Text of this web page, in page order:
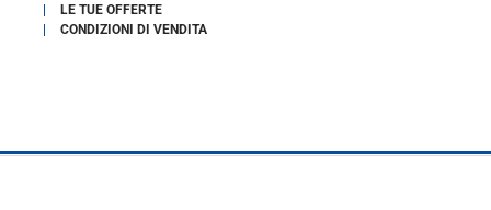
LE TUE OFFERTE
CONDIZIONI DI VENDITA